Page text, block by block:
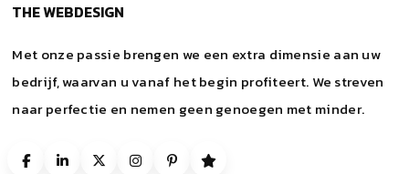
THE WEBDESIGN
Met onze passie brengen we een extra dimensie aan uw
bedrijf, waarvan u vanaf het begin profiteert. We streven
naar perfectie en nemen geen genoegen met minder.